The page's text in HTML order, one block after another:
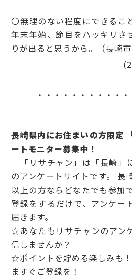
〇無理のない程度にできるこ
年末年始、節目をハッキリさ
りが出ると思うから。（長崎
・・・・・・・・・・
長崎県内にお住まいの方限定
ートモニター募集中！
「リサチャン」は「長崎」
のアンケートサイトです。 長
以上の方ならどなたでも参加
登録をするだけで、アンケー
届きます。
☆あなたもリサチャンのアン
信しませんか？
☆ポイントを貯める楽しみも
ますぐご登録を！